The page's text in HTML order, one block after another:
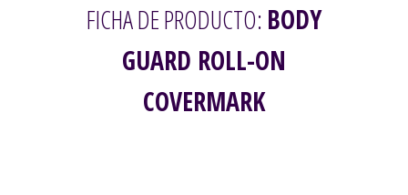
FICHA DE PRODUCTO: BODY
GUARD ROLL-ON
COVERMARK